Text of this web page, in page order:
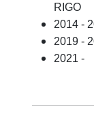
RIGO
2014 -
2019 -
2021